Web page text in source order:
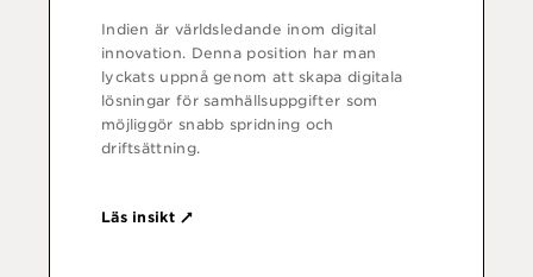
Indien är världsledande inom digital
innovation. Denna position har man
lyckats uppnå genom att skapa digitala
lösningar för samhällsuppgifter som
möjliggör snabb spridning och
driftsättning.
Läs insikt